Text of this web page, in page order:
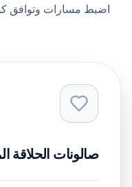
اضبط مسارات وتوافق
صالونات الحلاقة